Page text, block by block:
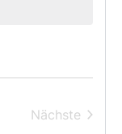
Nächste